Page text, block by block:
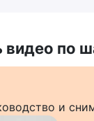
видео по
и